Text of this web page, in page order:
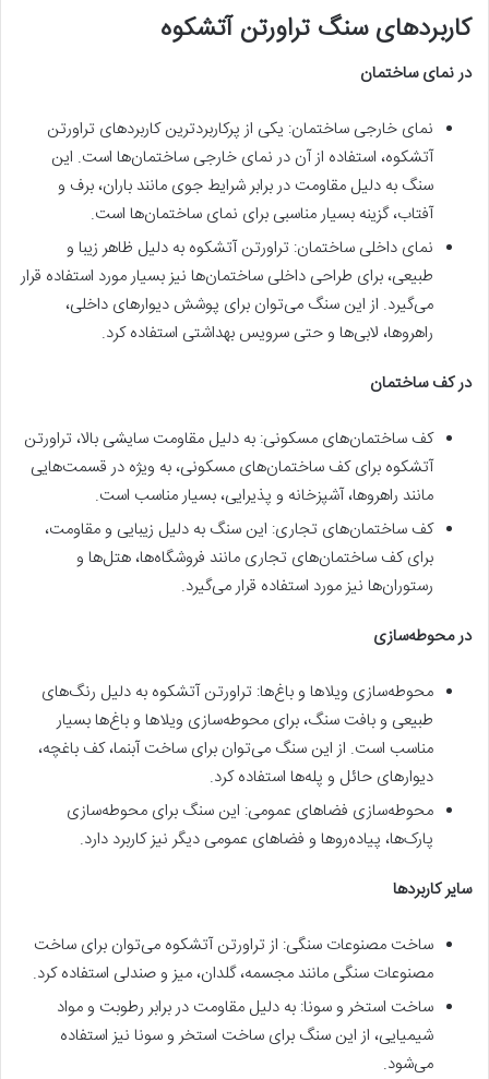
کاربردهای سنگ تراورتن آتشکوه
در نمای ساختمان
نمای خارجی ساختمان: یکی از پرکاربردترین کاربردهای تراورتن
آتشکوه، استفاده از آن در نمای خارجی ساختمان‌ها است. این
سنگ به دلیل مقاومت در برابر شرایط جوی مانند باران، برف و
آفتاب، گزینه بسیار مناسبی برای نمای ساختمان‌ها است.
نمای داخلی ساختمان: تراورتن آتشکوه به دلیل ظاهر زیبا و
طبیعی، برای طراحی داخلی ساختمان‌ها نیز بسیار مورد استفاده قرار
می‌گیرد. از این سنگ می‌توان برای پوشش دیوارهای داخلی،
راهروها، لابی‌ها و حتی سرویس بهداشتی استفاده کرد.
در کف ساختمان
کف ساختمان‌های مسکونی: به دلیل مقاومت سایشی بالا، تراورتن
آتشکوه برای کف ساختمان‌های مسکونی، به ویژه در قسمت‌هایی
مانند راهروها، آشپزخانه و پذیرایی، بسیار مناسب است.
کف ساختمان‌های تجاری: این سنگ به دلیل زیبایی و مقاومت،
برای کف ساختمان‌های تجاری مانند فروشگاه‌ها، هتل‌ها و
رستوران‌ها نیز مورد استفاده قرار می‌گیرد.
در محوطه‌سازی
محوطه‌سازی ویلاها و باغ‌ها: تراورتن آتشکوه به دلیل رنگ‌های
طبیعی و بافت سنگ، برای محوطه‌سازی ویلاها و باغ‌ها بسیار
مناسب است. از این سنگ می‌توان برای ساخت آبنما، کف باغچه،
دیوارهای حائل و پله‌ها استفاده کرد.
محوطه‌سازی فضاهای عمومی: این سنگ برای محوطه‌سازی
پارک‌ها، پیاده‌روها و فضاهای عمومی دیگر نیز کاربرد دارد.
سایر کاربردها
ساخت مصنوعات سنگی: از تراورتن آتشکوه می‌توان برای ساخت
مصنوعات سنگی مانند مجسمه، گلدان، میز و صندلی استفاده کرد.
ساخت استخر و سونا: به دلیل مقاومت در برابر رطوبت و مواد
شیمیایی، از این سنگ برای ساخت استخر و سونا نیز استفاده
می‌شود.